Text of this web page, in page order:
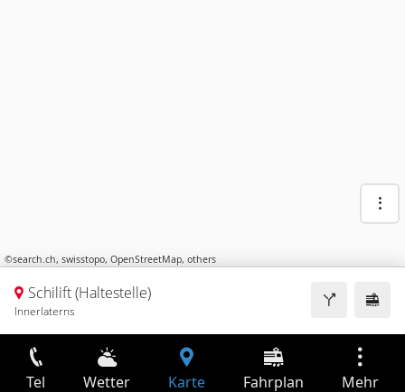
©search.ch, swisstopo, OpenStreetMap, others
Schilift (Haltestelle)
Innerlaterns
Tel Wetter Karte Fahrplan Mehr